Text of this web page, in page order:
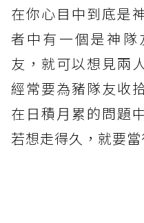
在你心目中到底是
者中有一個是神
友，就可以想見兩
經常要為豬隊友收
在日積月累的問題
若想走得久，就要